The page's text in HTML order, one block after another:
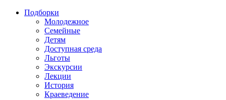
Подборки
Молодежное
Семейные
Детям
Доступная среда
Льготы
Экскурсии
Лекции
История
Краеведение